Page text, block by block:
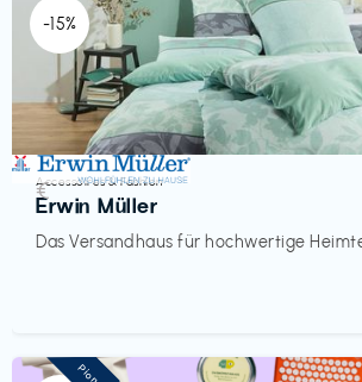
-15%
Accessoires & Fashion
Erwin Müller
Das Versandhaus für hochwertige
€‎